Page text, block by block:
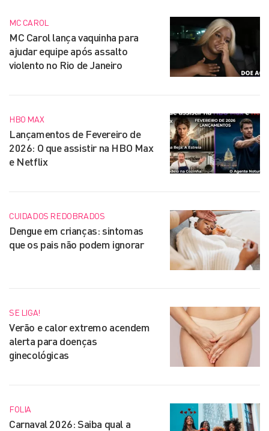
MC CAROL
MC Carol lança vaquinha para
ajudar equipe após assalto
violento no Rio de Janeiro
HBO MAX
Lançamentos de Fevereiro de
2026: O que assistir na HBO Max
e Netflix
CUIDADOS REDOBRADOS
Dengue em crianças: sintomas
que os pais não podem ignorar
SE LIGA!
Verão e calor extremo acendem
alerta para doenças
ginecológicas
FOLIA
Carnaval 2026: Saiba qual a